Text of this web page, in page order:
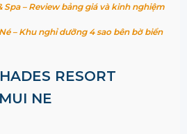
Spa – Review bảng giá và kinh nghiệm
– Khu nghỉ dưỡng 4 sao bên bờ biển
RESORT
NE